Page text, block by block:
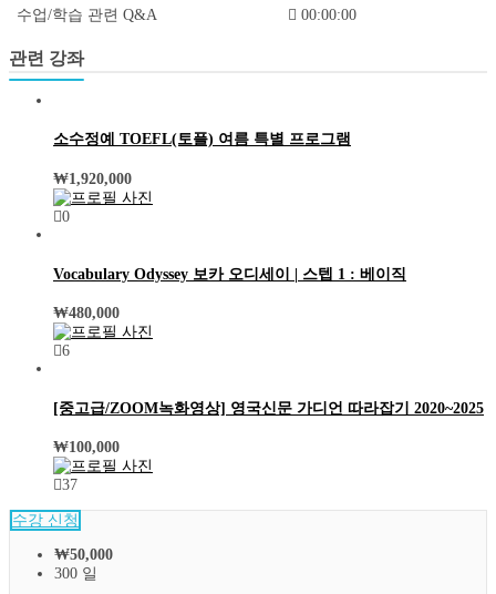
수업/학습 관련 Q&A
00:00:00
관련 강좌
소수정예 TOEFL(토플) 여름 특별 프로그램
₩1,920,000
0
Vocabulary Odyssey 보카 오디세이 | 스텝 1 : 베이직
₩480,000
6
[중고급/ZOOM녹화영상] 영국신문 가디언 따라잡기 2020~2025
₩100,000
37
수강 신청
₩50,000
300 일